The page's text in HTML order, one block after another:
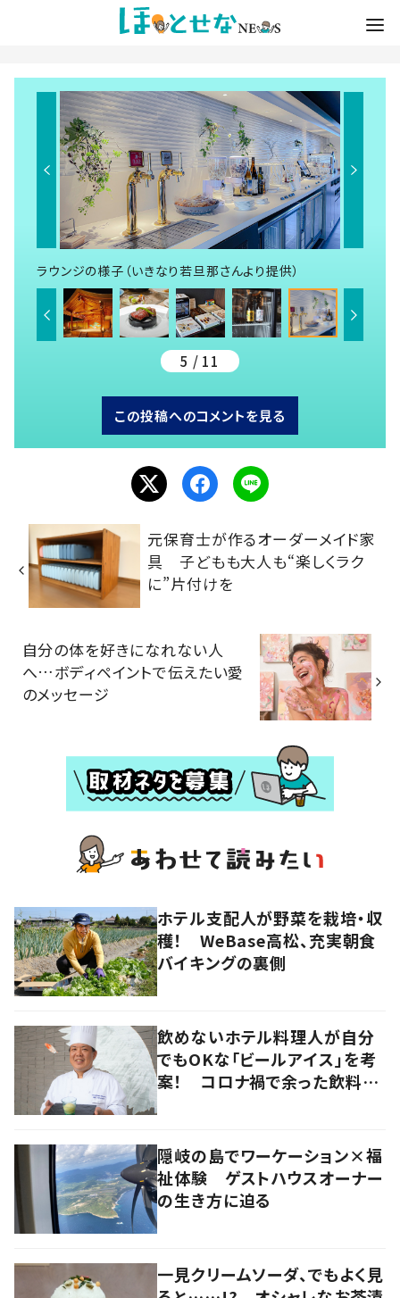
ラウンジの様子（いきなり若旦那さんより提供）
5 / 11
この投稿へのコメントを見る
元保育士が作るオーダーメイド家
具 子どもも大人も“楽しくラク
に”片付けを
自分の体を好きになれない人
へ…ボディペイントで伝えたい愛
のメッセージ
ホテル支配人が野菜を栽培・収
穫！ WeBase高松、充実朝食
バイキングの裏側
飲めないホテル料理人が自分
でもOKな「ビールアイス」を考
案！ コロナ禍で余った飲料を
隠岐の島でワーケーション×福
祉体験 ゲストハウスオーナー
の生き方に迫る
一見クリームソーダ、でもよく見